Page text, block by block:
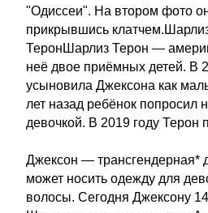
"Одиссеи". На втором фото
прикрывшись
ТеронШарлиз Терон —
неё двое приёмных детей. В
усыновила Джексона как
лет назад ребёнок попросил
девочкой. В 2019 году Терон
Джексон — трансгендерная*
может носить одежду для
волосы. Сегодня Джексону